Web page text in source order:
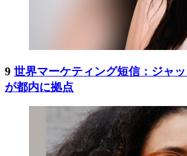
9 世界マーケティング短信：ジャ
が都内に拠点